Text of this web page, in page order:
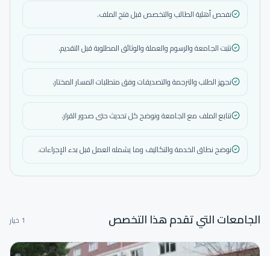
نفحص أهلية الطالب والتخصص قبل فتح الملف.
نثبت الجامعة والرسوم والعملة والوثائق المطلوبة قبل التقديم.
نجهز الطلب والترجمة والتصديقات وفق متطلبات المسار المختار.
نتابع الملف مع الجامعة ونوضح كل تحديث حتى صدور القرار.
نوضح نطاق الخدمة والتكاليف وما يشمله العمل قبل بدء الإجراءات.
الجامعات التي تقدم هذا التخصص 1 خيار